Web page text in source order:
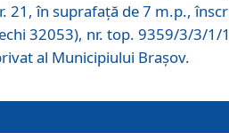
21, în suprafață de 7 m.p.,
32053), nr. top. 9359/3/3/1/
al Municipiului Brașov.